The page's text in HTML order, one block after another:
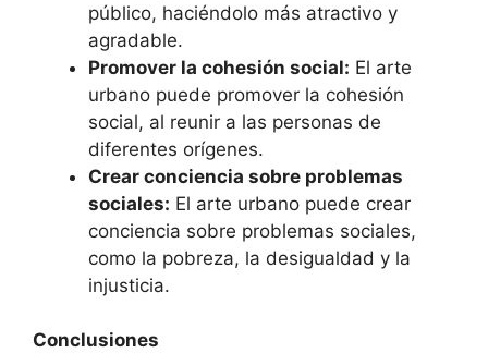
público, haciéndolo más atractivo y
agradable.
Promover la cohesión social: El arte
urbano puede promover la cohesión
social, al reunir a las personas de
diferentes orígenes.
Crear conciencia sobre problemas
sociales: El arte urbano puede crear
conciencia sobre problemas sociales,
como la pobreza, la desigualdad y la
injusticia.
Conclusiones